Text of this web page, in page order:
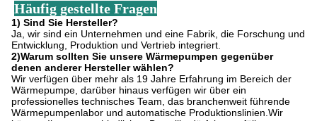
Häufig gestellte Fragen
1) Sind Sie Hersteller?
Ja, wir sind ein Unternehmen und eine Fabrik, die Forschung und
Entwicklung, Produktion und Vertrieb integriert.
2)Warum sollten Sie unsere Wärmepumpen gegenüber
denen anderer Hersteller wählen?
Wir verfügen über mehr als 19 Jahre Erfahrung im Bereich der
Wärmepumpe, darüber hinaus verfügen wir über ein
professionelles technisches Team, das branchenweit führende
Wärmepumpenlabor und automatische Produktionslinien.Wir